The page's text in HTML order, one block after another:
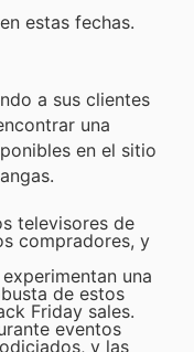
estas fechas.
a sus clientes
una
en el sitio
televisores de
compradores, y
una
de estos
Friday sales.
eventos
y las